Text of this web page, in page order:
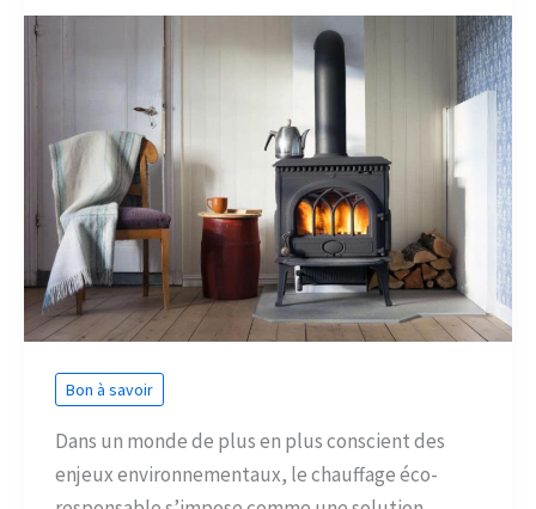
Bon à savoir
Dans un monde de plus en plus conscient des
enjeux environnementaux, le chauffage éco-